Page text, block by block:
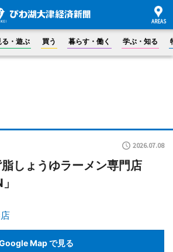
る・遊ぶ 買う 暮らす・働く 学ぶ・知る
2026.07.08
しょうゆラーメン専門店
Map で見る